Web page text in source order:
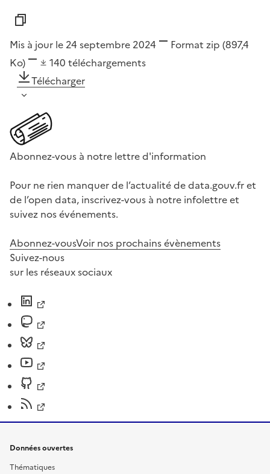
Mis à jour le 24 septembre 2024 Format zip (897,4
Ko)
140 téléchargements
Télécharger
Abonnez-vous à notre lettre d'information
Pour ne rien manquer de l’actualité de data.gouv.fr et
de l’open data, inscrivez-vous à notre infolettre et
suivez nos événements.
Abonnez-vousVoir nos prochains évènements
Suivez-nous
sur les réseaux sociaux
Données ouvertes
Thématiques